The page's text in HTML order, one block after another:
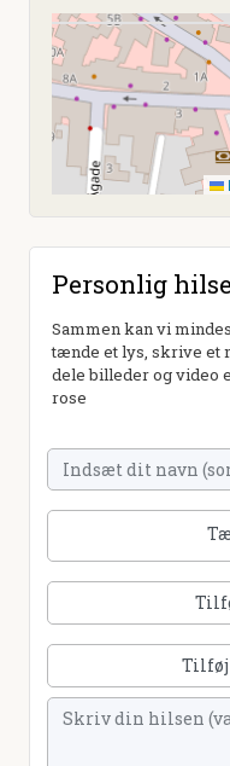
Personlig
Sammen kan vi
tænde et lys, skrive et
dele billeder og video
rose
Tilføj